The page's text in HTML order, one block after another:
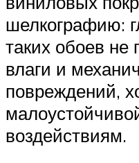
шелкографию:
таких обоев не
влаги и
повреждений,
воздействиям.